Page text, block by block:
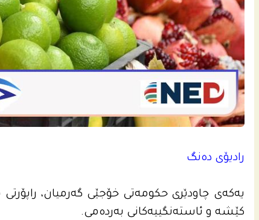
رادیۆى ده‌نگ
یه‌كه‌ى چاودێری حكومه‌تى خۆجێی گه‌رمیان، راپۆرتى
كێشه‌ و ئاسته‌نگییه‌كانى به‌رده‌می.